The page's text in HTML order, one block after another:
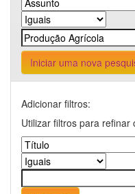
Iniciar uma nova
Adicionar filtros:
Utilizar filtros para